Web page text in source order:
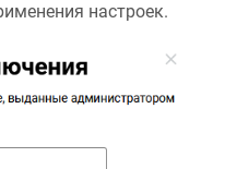
настроек.